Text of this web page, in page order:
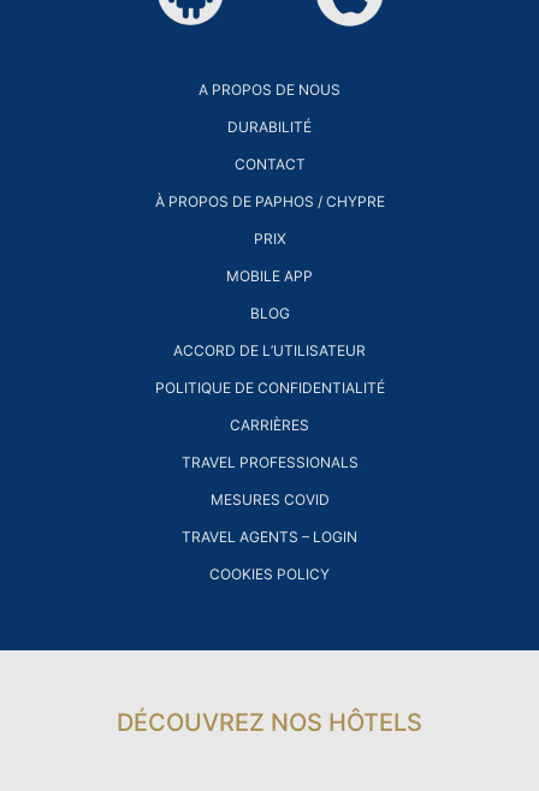
A PROPOS DE NOUS
DURABILITÉ
CONTACT
À PROPOS DE PAPHOS / CHYPRE
PRIX
MOBILE APP
BLOG
ACCORD DE L’UTILISATEUR
POLITIQUE DE CONFIDENTIALITÉ
CARRIÈRES
TRAVEL PROFESSIONALS
MESURES COVID
TRAVEL AGENTS – LOGIN
COOKIES POLICY
DÉCOUVREZ NOS HÔTELS